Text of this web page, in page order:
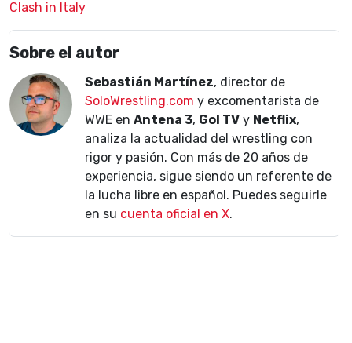
Clash in Italy
Sobre el autor
Sebastián Martínez, director de
SoloWrestling.com y excomentarista de
WWE en Antena 3, Gol TV y Netflix,
analiza la actualidad del wrestling con
rigor y pasión. Con más de 20 años de
experiencia, sigue siendo un referente de
la lucha libre en español. Puedes seguirle
en su cuenta oficial en X.